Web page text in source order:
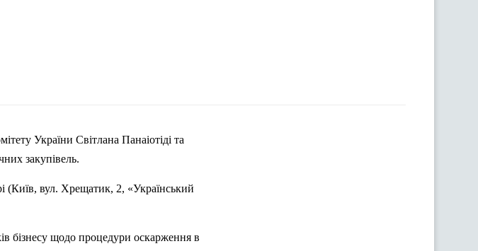
України Світлана Панаіотіді та
закупівель.
(Київ, вул. Хрещатик, 2, «Український
бізнесу щодо процедури оскарження в